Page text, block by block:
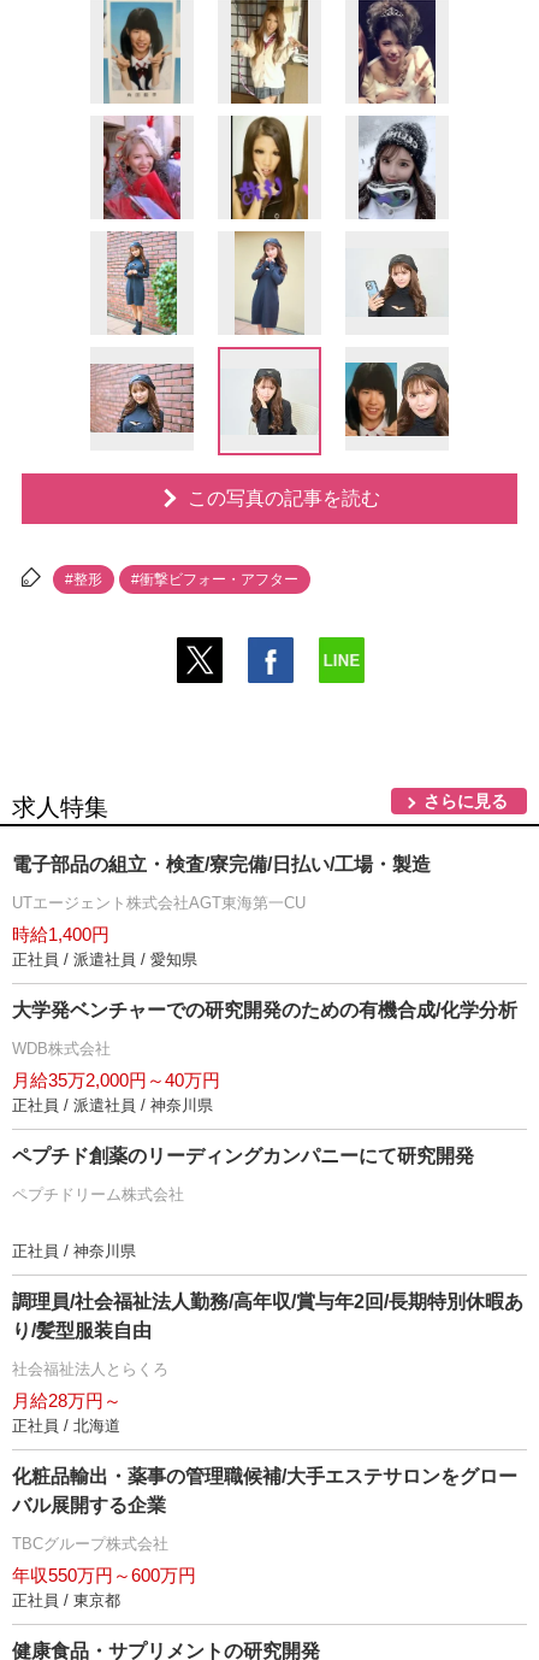
この写真の記事を読む
#整形 #衝撃ビフォー・アフター
求人特集 さらに見る
電子部品の組立・検査/寮完備/日払い/工場・製造
UTエージェント株式会社AGT東海第一CU
時給1,400円
正社員 / 派遣社員 / 愛知県
大学発ベンチャーでの研究開発のための有機合成/化学分析
WDB株式会社
月給35万2,000円～40万円
正社員 / 派遣社員 / 神奈川県
ペプチド創薬のリーディングカンパニーにて研究開発
ペプチドリーム株式会社
正社員 / 神奈川県
調理員/社会福祉法人勤務/高年収/賞与年2回/長期特別休暇あ
り/髪型服装自由
社会福祉法人とらくろ
月給28万円～
正社員 / 北海道
化粧品輸出・薬事の管理職候補/大手エステサロンをグロー
バル展開する企業
TBCグループ株式会社
年収550万円～600万円
正社員 / 東京都
健康食品・サプリメントの研究開発